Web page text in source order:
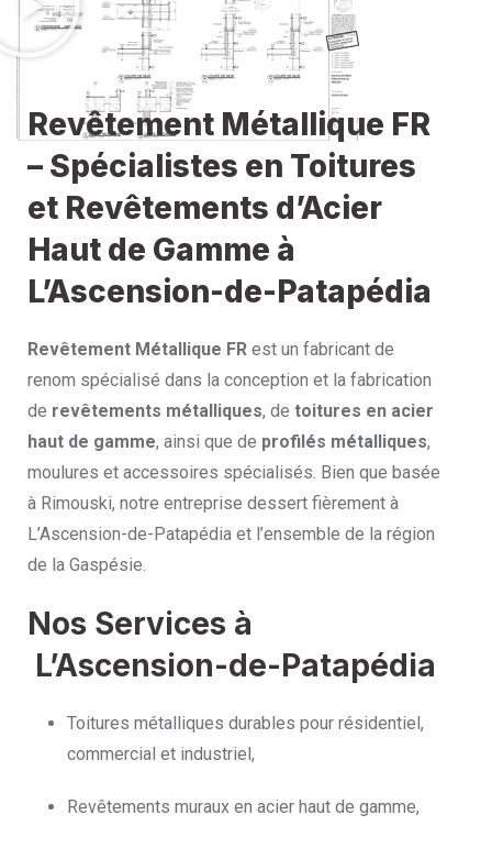
Revêtement Métallique FR
– Spécialistes en Toitures
et Revêtements d’Acier
Haut de Gamme à
L’Ascension-de-Patapédia
Revêtement Métallique FR est un fabricant de
renom spécialisé dans la conception et la fabrication
de revêtements métalliques, de toitures en acier
haut de gamme, ainsi que de profilés métalliques,
moulures et accessoires spécialisés. Bien que basée
à Rimouski, notre entreprise dessert fièrement à
L’Ascension-de-Patapédia et l’ensemble de la région
de la Gaspésie.
Nos Services à
L’Ascension-de-Patapédia
Toitures métalliques durables pour résidentiel,
commercial et industriel,
Revêtements muraux en acier haut de gamme,